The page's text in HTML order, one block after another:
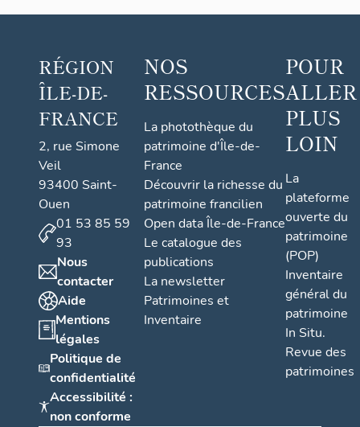
RÉGION
ÎLE-DE-
FRANCE
2, rue Simone
Veil
93400 Saint-
Ouen
01 53 85 59
93
Nous
contacter
Aide
Mentions
légales
Politique de
confidentialité
Accessibilité :
non conforme
NOS
RESSOURCES
La photothèque du
patrimoine d'Île-de-
France
Découvrir la richesse du
patrimoine francilien
Open data Île-de-France
Le catalogue des
publications
La newsletter
Patrimoines et
Inventaire
POUR
ALLER
PLUS
LOIN
La
plateforme
ouverte du
patrimoine
(POP)
Inventaire
général du
patrimoine
In Situ.
Revue des
patrimoines